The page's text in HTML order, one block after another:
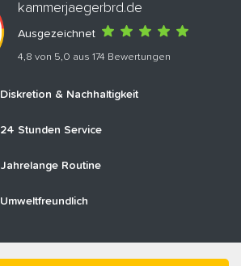
kammerjaegerbrd.de
Ausgezeichnet
4,8 von 5,0 aus 174 Bewertungen
Diskretion & Nachhaltigkeit
24 Stunden Service
Jahrelange Routine
Umweltfreundlich